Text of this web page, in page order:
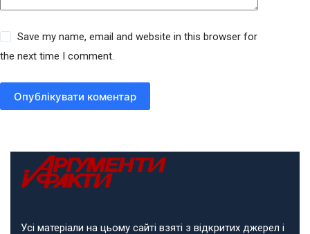
Save my name, email and website in this browser for
the next time I comment.
Опублікувати коментар
Усі матеріали на цьому сайті взяті з відкритих джерел і